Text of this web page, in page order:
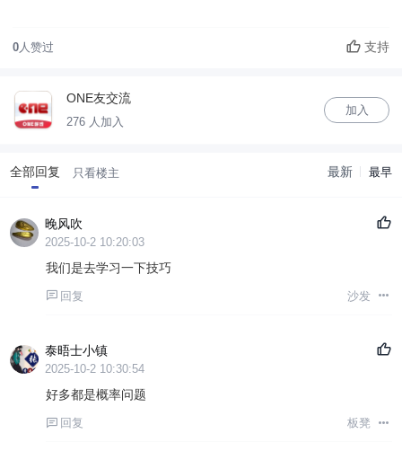
0 人赞过 支持
ONE友交流
276 人加入
加入
全部回复 只看楼主 最新 最早
晚风吹
2025-10-2 10:20:03
我们是去学习一下技巧
回复 沙发
泰晤士小镇
2025-10-2 10:30:54
好多都是概率问题
回复 板凳